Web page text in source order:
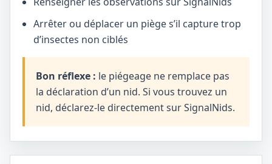
Arrêter ou déplacer un piège s’il capture trop
d’insectes non ciblés
Bon réflexe : le piégeage ne remplace pas
la déclaration d’un nid. Si vous trouvez un
nid, déclarez-le directement sur SignalNids.